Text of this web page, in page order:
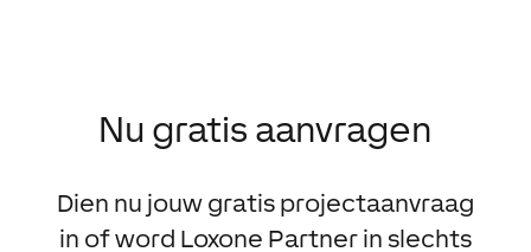
Nu gratis aanvragen
Dien nu jouw gratis projectaanvraag
in of word Loxone Partner in slechts